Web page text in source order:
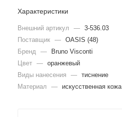
Характеристики
Внешний артикул — 3-536.03
Поставщик — OASIS (48)
Бренд
—
Bruno Visconti
Цвет — оранжевый
Виды нанесения
— тиснение
Материал
— искусственная кожа